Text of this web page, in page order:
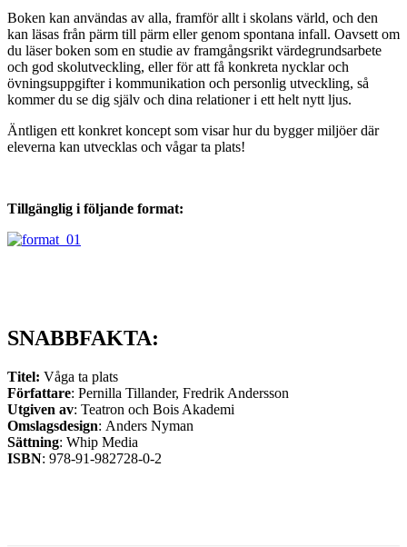
Boken kan användas av alla, framför allt i skolans värld, och den
kan läsas från pärm till pärm eller genom spontana infall. Oavsett om
du läser boken som en studie av framgångsrikt värdegrundsarbete
och god skolutveckling, eller för att få konkreta nycklar och
övningsuppgifter i kommunikation och personlig utveckling, så
kommer du se dig själv och dina relationer i ett helt nytt ljus.
Äntligen ett konkret koncept som visar hur du bygger miljöer där
eleverna kan utvecklas och vågar ta plats!
Tillgänglig i följande format:
SNABBFAKTA:
Titel: Våga ta plats
Författare: Pernilla Tillander, Fredrik Andersson
Utgiven av: Teatron och Bois Akademi
Omslagsdesign: Anders Nyman
Sättning: Whip Media
ISBN: 978-91-982728-0-2